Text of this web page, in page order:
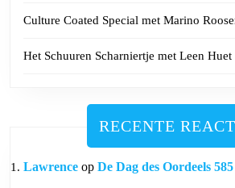
Culture Coated Special met Marino
Het Schuuren Scharniertje met Leen Huet
RECENTE
Lawrence op De Dag des Oordeels 585